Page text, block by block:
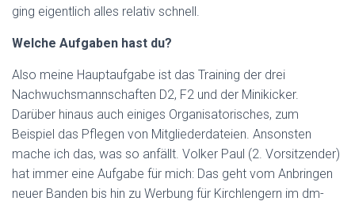
ging eigentlich alles relativ schnell.
Welche Aufgaben hast du?
Also meine Hauptaufgabe ist das Training der drei
Nachwuchsmannschaften D2, F2 und der Minikicker.
Darüber hinaus auch einiges Organisatorisches, zum
Beispiel das Pflegen von Mitgliederdateien. Ansonsten
mache ich das, was so anfällt. Volker Paul (2. Vorsitzender)
hat immer eine Aufgabe für mich: Das geht vom Anbringen
neuer Banden bis hin zu Werbung für Kirchlengern im dm-